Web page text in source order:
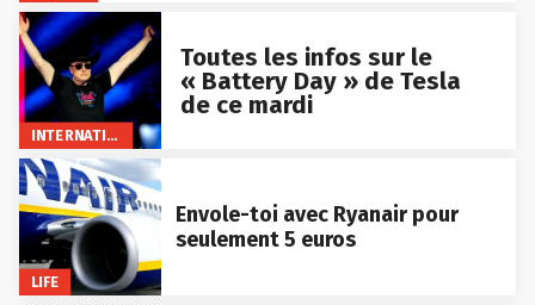
INTERNATIONAL
Toutes les infos sur le
« Battery Day » de Tesla
de ce mardi
LIFE
Envole-toi avec Ryanair pour
seulement 5 euros